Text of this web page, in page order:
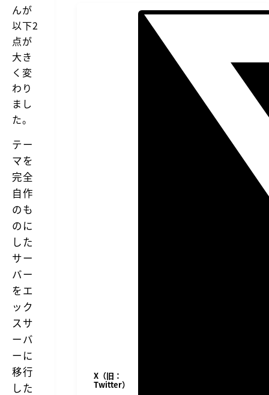
んが
以下2
点が
大き
く変
わり
まし
た。
テー
マを
完全
自作
のも
のに
した
サー
バー
をエ
ック
スサ
ーバ
ーに
移行
した
X（旧：
Twitter）